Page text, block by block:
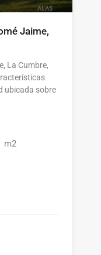
Jaime,
La Cumbre,
ubicada sobre
m2